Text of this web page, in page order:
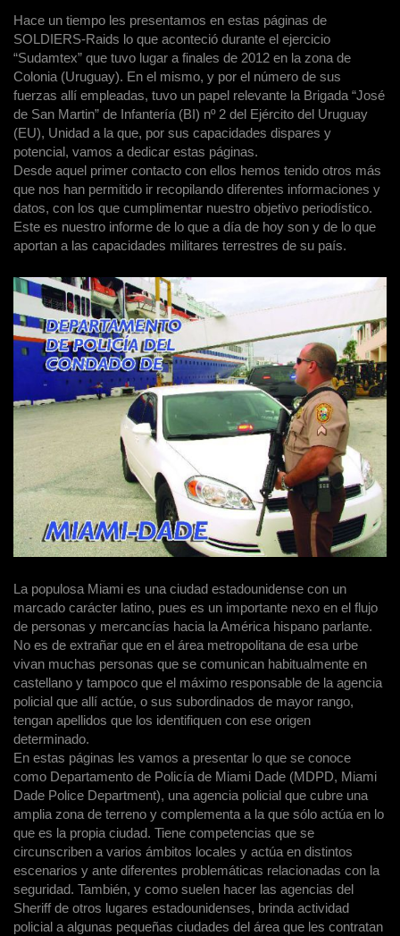
Hace un tiempo les presentamos en estas páginas de
SOLDIERS-Raids lo que aconteció durante el ejercicio
“Sudamtex” que tuvo lugar a finales de 2012 en la zona de
Colonia (Uruguay). En el mismo, y por el número de sus
fuerzas allí empleadas, tuvo un papel relevante la Brigada “José
de San Martin” de Infantería (BI) nº 2 del Ejército del Uruguay
(EU), Unidad a la que, por sus capacidades dispares y
potencial, vamos a dedicar estas páginas.
Desde aquel primer contacto con ellos hemos tenido otros más
que nos han permitido ir recopilando diferentes informaciones y
datos, con los que cumplimentar nuestro objetivo periodístico.
Este es nuestro informe de lo que a día de hoy son y de lo que
aportan a las capacidades militares terrestres de su país.
La populosa Miami es una ciudad estadounidense con un
marcado carácter latino, pues es un importante nexo en el flujo
de personas y mercancías hacia la América hispano parlante.
No es de extrañar que en el área metropolitana de esa urbe
vivan muchas personas que se comunican habitualmente en
castellano y tampoco que el máximo responsable de la agencia
policial que allí actúe, o sus subordinados de mayor rango,
tengan apellidos que los identifiquen con ese origen
determinado.
En estas páginas les vamos a presentar lo que se conoce
como Departamento de Policía de Miami Dade (MDPD, Miami
Dade Police Department), una agencia policial que cubre una
amplia zona de terreno y complementa a la que sólo actúa en lo
que es la propia ciudad. Tiene competencias que se
circunscriben a varios ámbitos locales y actúa en distintos
escenarios y ante diferentes problemáticas relacionadas con la
seguridad. También, y como suelen hacer las agencias del
Sheriff de otros lugares estadounidenses, brinda actividad
policial a algunas pequeñas ciudades del área que les contratan